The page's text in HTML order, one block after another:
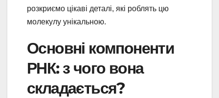
розкриємо цікаві деталі, які роблять цю
молекулу унікальною.
Основні компоненти
РНК: з чого вона
складається?